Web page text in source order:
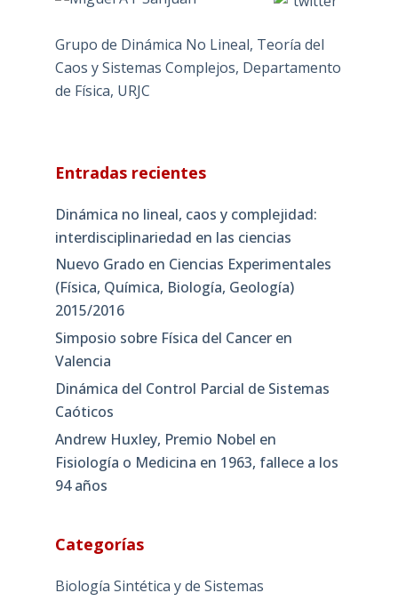
Grupo de Dinámica No Lineal, Teoría del
Caos y Sistemas Complejos, Departamento
de Física, URJC
Entradas recientes
Dinámica no lineal, caos y complejidad:
interdisciplinariedad en las ciencias
Nuevo Grado en Ciencias Experimentales
(Física, Química, Biología, Geología)
2015/2016
Simposio sobre Física del Cancer en
Valencia
Dinámica del Control Parcial de Sistemas
Caóticos
Andrew Huxley, Premio Nobel en
Fisiología o Medicina en 1963, fallece a los
94 años
Categorías
Biología Sintética y de Sistemas